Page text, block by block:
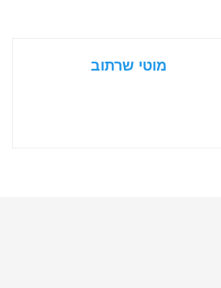
מוטי שרתוב